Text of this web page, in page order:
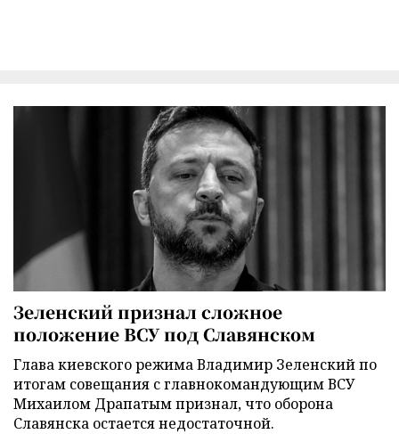
Зеленский признал сложное
положение ВСУ под Славянском
Глава киевского режима Владимир Зеленский по
итогам совещания с главнокомандующим ВСУ
Михаилом Драпатым признал, что оборона
Славянска остается недостаточной.